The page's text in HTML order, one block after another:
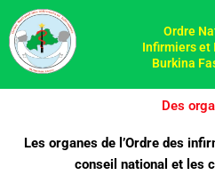
Aller
au
contenu
Ordre
Infirmiers et
Burkina
Des
Les organes de l’Ordre des
conseil national et les